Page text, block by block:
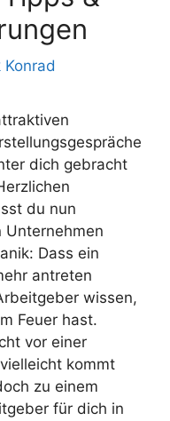
Konrad
dich gebracht
du nun
Unternehmen
Dass ein
antreten
wissen,
Feuer hast.
vor einer
kommt
zu einem
für dich in